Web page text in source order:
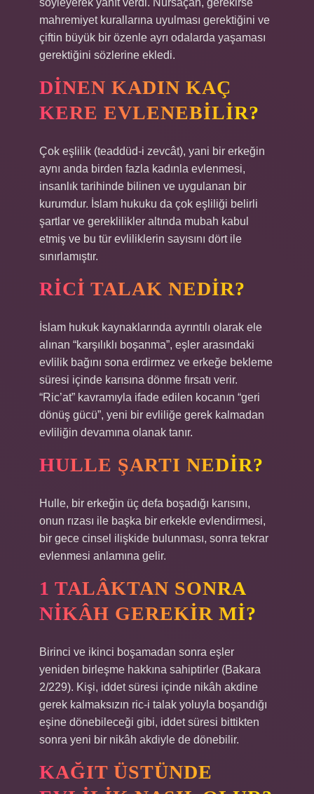
söyleyerek yanıt verdi. Nursaçan, gerekirse
mahremiyet kurallarına uyulması gerektiğini ve
çiftin büyük bir özenle ayrı odalarda yaşaması
gerektiğini sözlerine ekledi.
DINEN KADIN KAÇ
KERE EVLENEBILIR?
Çok eşlilik (teaddüd-i zevcât), yani bir erkeğin
aynı anda birden fazla kadınla evlenmesi,
insanlık tarihinde bilinen ve uygulanan bir
kurumdur. İslam hukuku da çok eşliliği belirli
şartlar ve gereklilikler altında mubah kabul
etmiş ve bu tür evliliklerin sayısını dört ile
sınırlamıştır.
RICI TALAK NEDIR?
İslam hukuk kaynaklarında ayrıntılı olarak ele
alınan “karşılıklı boşanma”, eşler arasındaki
evlilik bağını sona erdirmez ve erkeğe bekleme
süresi içinde karısına dönme fırsatı verir.
“Ric’at” kavramıyla ifade edilen kocanın “geri
dönüş gücü”, yeni bir evliliğe gerek kalmadan
evliliğin devamına olanak tanır.
HULLE ŞARTI NEDIR?
Hulle, bir erkeğin üç defa boşadığı karısını,
onun rızası ile başka bir erkekle evlendirmesi,
bir gece cinsel ilişkide bulunması, sonra tekrar
evlenmesi anlamına gelir.
1 TALÂKTAN SONRA
NIKÂH GEREKIR MI?
Birinci ve ikinci boşamadan sonra eşler
yeniden birleşme hakkına sahiptirler (Bakara
2/229). Kişi, iddet süresi içinde nikâh akdine
gerek kalmaksızın ric-i talak yoluyla boşandığı
eşine dönebileceği gibi, iddet süresi bittikten
sonra yeni bir nikâh akdiyle de dönebilir.
KAĞIT ÜSTÜNDE